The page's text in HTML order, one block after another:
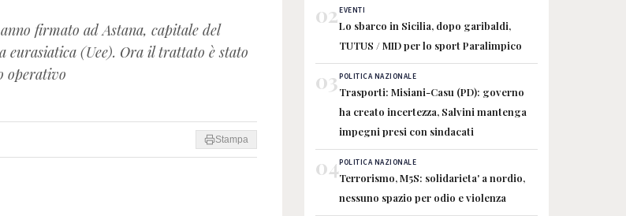
firmato ad Astana, capitale del
eurasiatica (Uee). Ora il trattato è stato
ed è divenuto operativo
Stampa
02EVENTI
Lo sbarco in Sicilia, dopo garibaldi,
TUTUS / MID per lo sport Paralimpico
03POLITICA NAZIONALE
Trasporti: Misiani-Casu (PD): governo
ha creato incertezza, Salvini mantenga
impegni presi con sindacati
04POLITICA NAZIONALE
Terrorismo, M5S: solidarieta' a nordio,
nessuno spazio per odio e violenza